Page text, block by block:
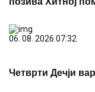
06. 08. 2026 07:32
Четврти Дечји